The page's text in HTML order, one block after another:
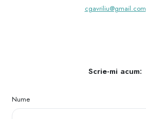
cgavriliu@gmail.com
Scrie-mi acum:
Nume